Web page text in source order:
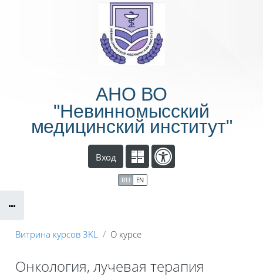
Перейти к основному содержанию
АНО ВО
"Невинномысский
медицинский институт"
Вход
RU EN
Витрина курсов 3KL О курсе
Онкология, лучевая терапия